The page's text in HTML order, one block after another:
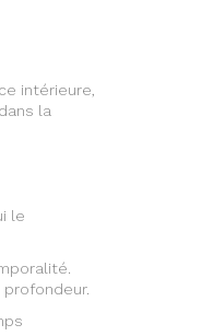
intérieure,
la
le